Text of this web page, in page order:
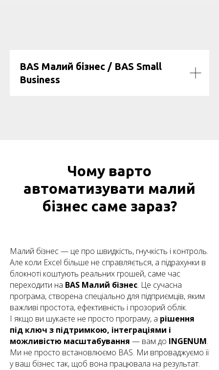
BAS Малий бізнес / BAS Small
Business
Чому варто
автоматизувати малий
бізнес саме зараз?
Малий бізнес — це про швидкість, гнучкість і контроль.
Але коли Excel більше не справляється, а підрахунки в
блокноті коштують реальних грошей, саме час
переходити на BAS Малий бізнес. Це сучасна
програма, створена спеціально для підприємців, яким
важливі простота, ефективність і прозорий облік.
І якщо ви шукаєте не просто програму, а рішення
під ключ з підтримкою, інтеграціями і
можливістю масштабування — вам до INGENUM.
Ми не просто встановлюємо BAS. Ми впроваджуємо її
у ваш бізнес так, щоб вона працювала на результат.